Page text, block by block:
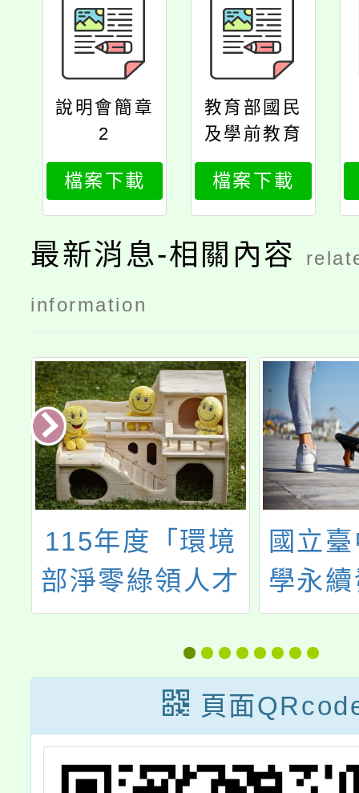
說明會簡章
2
檔案下載
教育部國民
及學前教育
署函
檔案下載
最新消息-相關內容
information
115年度「環境
部淨零綠領人才
課程」與「iPAS
淨零碳規劃管理
師初級能力鑑定
考證班」課程資
訊
國立
學永
室於
小辦
校
頁面